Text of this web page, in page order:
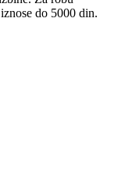
do 5000 din.